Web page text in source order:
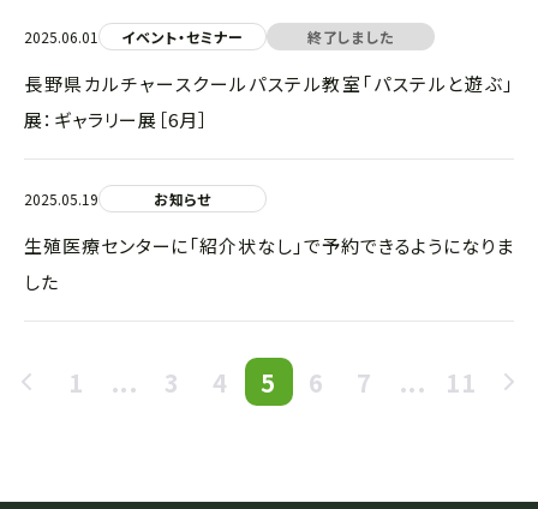
2025.06.01 イベント・セミナー 終了しました
長野県カルチャースクールパステル教室「パステルと遊ぶ」
展：ギャラリー展［6月］
2025.05.19 お知らせ
生殖医療センターに「紹介状なし」で予約できるようになりま
した
1 ... 3 4 5 6 7 ... 11